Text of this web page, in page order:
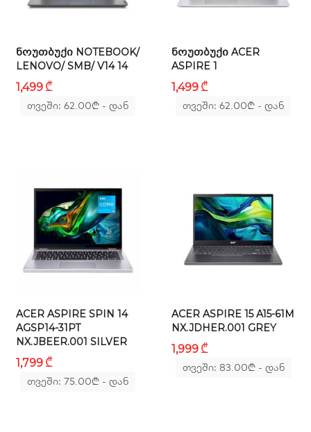
16 : 9
განათება:
LED
ფერების რაოდენობა:
16.7M
სტატიკური კონტრასტულობის კოეფიციენტი:
ეკრანის დაყოვნების დრო:
5 ms
ხედვის კუთხე:
ᲜᲝᲣᲗᲑᲣᲥᲘ NOTEBOOK/
LENOVO/ SMB/ V14 14
1,499 ₾
თვეში: 62.00₾ - დან
ᲜᲝᲣᲗᲑᲣᲥᲘ ACER
ASPIRE 1
1,499 ₾
თვეში: 62.00₾ - დან
ACER ASPIRE SPIN 14
AGSP14-31PT
NX.JBEER.001 SILVER
1,799 ₾
თვეში: 75.00₾ - დან
ACER ASPIRE 15 A15-61M
NX.JDHER.001 GREY
1,999 ₾
თვეში: 83.00₾- დან